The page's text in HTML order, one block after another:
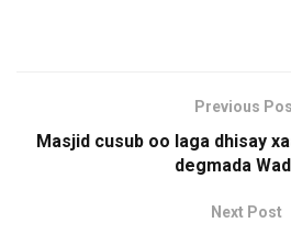
Previous
Masjid cusub oo laga dhisay
degmada
Next Post